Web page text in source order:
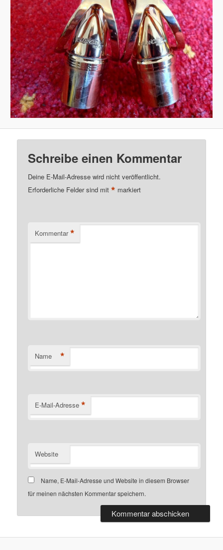
Schreibe einen Kommentar
Deine E-Mail-Adresse wird nicht veröffentlicht.
Erforderliche Felder sind mit* markiert
Kommentar *
Name *
E-Mail-Adresse *
Website
Name, E-Mail-Adresse und Website in diesem Browser
für meinen nächsten Kommentar speichern.